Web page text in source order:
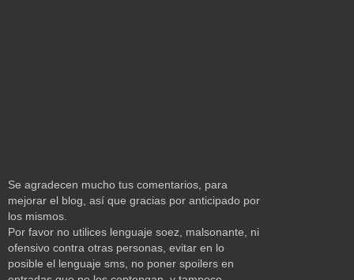
Se agradecen mucho tus comentarios, para
mejorar el blog, así que gracias por anticipado por
los mismos.
Por favor no utilices lenguaje soez, malsonante, ni
ofensivo contra otras personas, evitar en lo
posible el lenguaje sms, no poner spoilers en